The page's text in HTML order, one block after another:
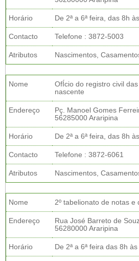
Horário De 2ª a 6ª feira, das 8h
Contacto Telefone : 3872-5003
Atributos Nascimentos,
Nome
OfÍcio do registro civil
nascente
Endereço
Pç. Manoel Gomes
56285000 Araripina
Horário De 2ª a 6ª feira, das 8h
Contacto Telefone : 3872-6061
Atributos Nascimentos,
Nome 2º tabelionato de notas e
Endereço
Rua José Barreto de
56280000 Araripina
Horário De 2ª a 6ª feira das 8h